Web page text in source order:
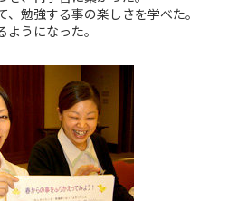
勉強する事の楽しさを学べた。
うになった。